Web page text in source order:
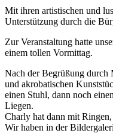
Mit ihren artistischen und
Unterstützung durch die
Zur Veranstaltung hatte
einem tollen Vormittag.
Nach der Begrüßung durch
und akrobatischen
einen Stuhl, dann noch
Liegen.
Charly hat dann mit
Wir haben in der